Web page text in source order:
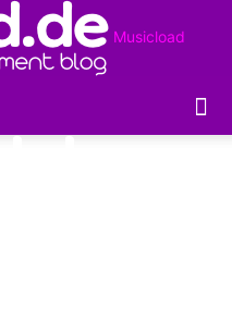
Musicload